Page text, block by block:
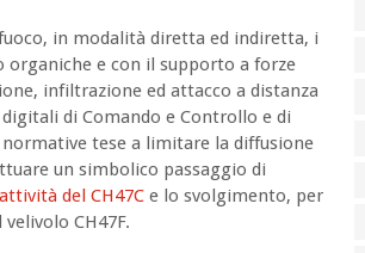
in modalità diretta ed indiretta, i
e con il supporto a forze
infiltrazione ed attacco a distanza
di Comando e Controllo e di
tese a limitare la diffusione
un simbolico passaggio di
del CH47C e lo svolgimento, per
CH47F.